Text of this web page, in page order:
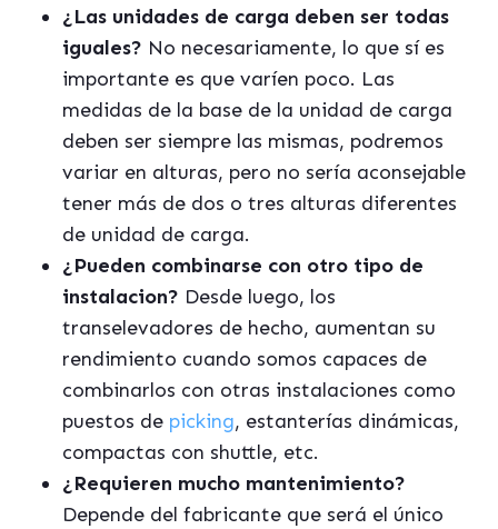
¿Las unidades de carga deben ser todas
iguales? No necesariamente, lo que sí es
importante es que varíen poco. Las
medidas de la base de la unidad de carga
deben ser siempre las mismas, podremos
variar en alturas, pero no sería aconsejable
tener más de dos o tres alturas diferentes
de unidad de carga.
¿Pueden combinarse con otro tipo de
instalacion? Desde luego, los
transelevadores de hecho, aumentan su
rendimiento cuando somos capaces de
combinarlos con otras instalaciones como
puestos de picking, estanterías dinámicas,
compactas con shuttle, etc.
¿Requieren mucho mantenimiento?
Depende del fabricante que será el único